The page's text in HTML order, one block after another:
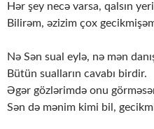
Hər şey necə varsa, qalsın
Bilirəm, əzizim çox
Nə Sən sual eylə, nə mən
Bütün sualların cavabı birdir.
Əgər gözlərimdə onu
Sən də mənim kimi bil,